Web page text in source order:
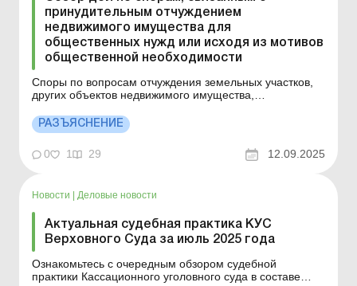
принудительным отчуждением
недвижимого имущества для
общественных нужд или исходя из мотивов
общественной необходимости
Споры по вопросам отчуждения земельных участков,
других объектов недвижимого имущества,
физических или юридических лиц, для общественных
нужд или по мотивам общественной необходимости
относятся к актуальным и одновременно сложным, что
обусловило зачисл...
РАЗЪЯСНЕНИЕ
0 1 29 12.09.2025
Новости Деловые новости
Актуальная судебная практика КУС
Верховного Суда за июль 2025 года
Ознакомьтесь с очередным обзором судебной
практики Кассационного уголовного суда в составе